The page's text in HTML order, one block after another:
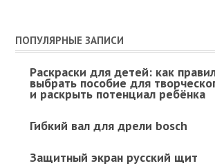
ПОПУЛЯРНЫЕ ЗАПИСИ
Раскраски для детей: как
выбрать пособие для
и раскрыть потенциал ребёнка
Гибкий вал для дрели bosch
Защитный экран русский щит